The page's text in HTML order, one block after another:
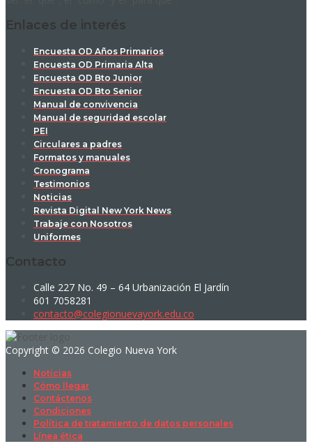
Enlaces de interés
Encuesta OD Años Primarios
Encuesta OD Primaria Alta
Encuesta OD Bto Junior
Encuesta OD Bto Senior
Manual de convivencia
Manual de seguridad escolar
PEI
Circulares a padres
Formatos y manuales
Cronograma
Testimonios
Noticias
Revista Digital New York News
Trabaje con Nosotros
Uniformes
Contacto
Calle 227 No. 49 – 64 Urbanización El Jardín
601 7058281
contacto@colegionuevayork.edu.co
Copyright © 2026 Colegio Nueva York
Noticias
Cómo llegar
Contáctenos
Condiciones
Política de tratamiento de datos personales
Línea ética